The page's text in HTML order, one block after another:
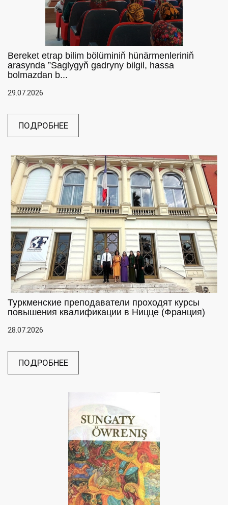
Bereket etrap bilim bölüminiň hünärmenleriniň
arasynda ”Saglygyň gadryny bilgil, hassa
bolmazdan b...
29.07.2026
ПОДРОБНЕЕ
Туркменские преподаватели проходят курсы
повышения квалификации в Ницце (Франция)
28.07.2026
ПОДРОБНЕЕ